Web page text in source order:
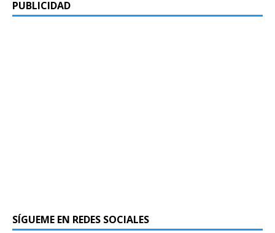
PUBLICIDAD
SÍGUEME EN REDES SOCIALES